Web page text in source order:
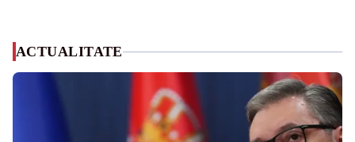
ACTUALITATE